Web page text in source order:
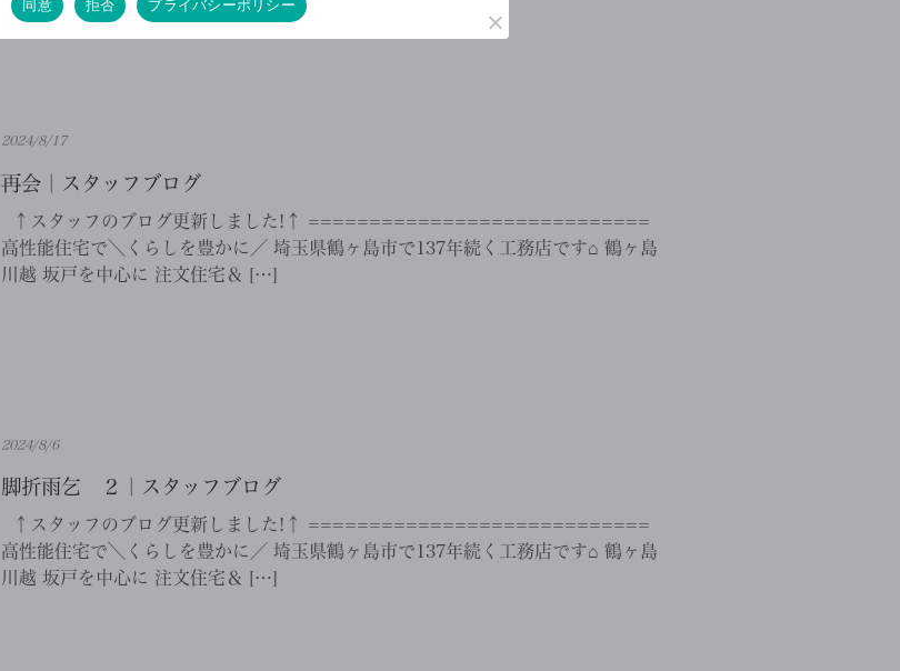
2024/8/17
再会｜スタッフブログ
↑スタッフのブログ更新しました!↑ ============================
高性能住宅で＼くらしを豊かに／ 埼玉県鶴ヶ島市で137年続く工務店です⌂ 鶴ヶ島
川越 坂戸を中心に 注文住宅＆ […]
2024/8/6
脚折雨乞 ２｜スタッフブログ
↑スタッフのブログ更新しました!↑ ============================
高性能住宅で＼くらしを豊かに／ 埼玉県鶴ヶ島市で137年続く工務店です⌂ 鶴ヶ島
川越 坂戸を中心に 注文住宅＆ […]
同意
拒否 プライバシーポリシー